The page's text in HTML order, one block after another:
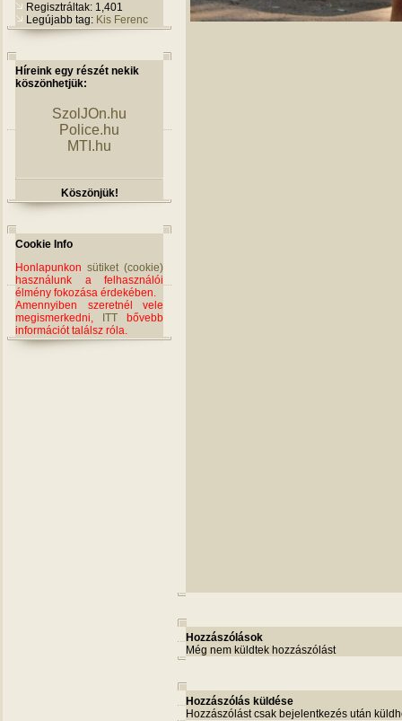
Regisztráltak: 1,401
Legújabb tag: Kis Ferenc
Híreink egy részét nekik
köszönhetjük:
SzolJOn.hu
Police.hu
MTI.hu
Köszönjük!
Cookie Info
Honlapunkon sütiket (cookie)
használunk a felhasználói
élmény fokozása érdekében.
Amennyiben szeretnél vele
megismerkedni,
ITT bővebb
információt találsz róla.
Hozzászólások
Még nem küldtek hozzászólást
Hozzászólás küldése
Hozzászólást csak bejelentkezés után